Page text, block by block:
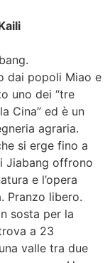
dai popoli Miao e
uno dei “tre
Cina” ed è un
agraria.
si erge fino a
Jiabang offrono
e l’opera
Pranzo libero.
sosta per la
a 23
valle tra due